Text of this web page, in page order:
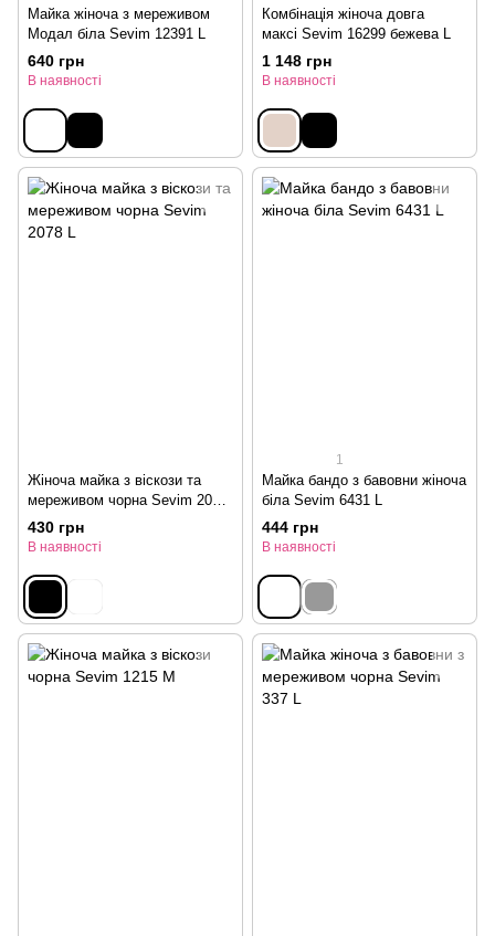
Майка жіноча з мереживом
Модал біла Sevim 12391 L
640 грн
В наявності
Комбінація жіноча довга
максі Sevim 16299 бежева L
1 148 грн
В наявності
Жіноча майка з віскози та
мереживом чорна Sevim 2078
L
430 грн
В наявності
1
Майка бандо з бавовни жіноча
біла Sevim 6431 L
444 грн
В наявності